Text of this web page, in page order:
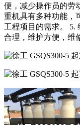
便，减少操作员的劳
重机具有多种功能，
工程项目的需求。 5.
合理，维护方便，维